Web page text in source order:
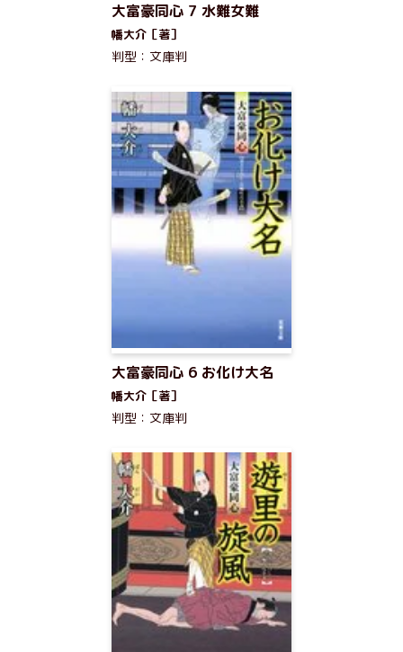
大富豪同心 7 水難女難
幡大介［著］
判型：文庫判
大富豪同心 6 お化け大名
幡大介［著］
判型：文庫判